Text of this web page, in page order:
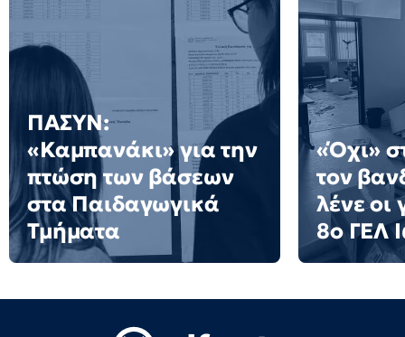
ΠΑΣΥΝ:
«Καμπανάκι» για την
πτώση των βάσεων
στα Παιδαγωγικά
Τμήματα
«Όχι»
τον
λένε οι
8ο ΓΕΛ